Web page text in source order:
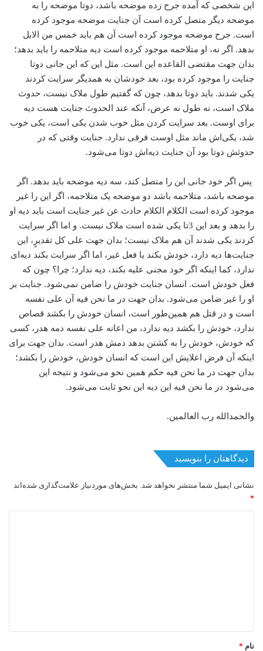
این شخصی که آمده جرح زده موضحه باشد، دوتا موضحه را به
موضحه دیگر متصل کرده است آن جنایت موضحه موجود کرده
است. جرح موضحه موجود کرده است آن هم باید خمس من الابل
بدهد. اگر نه، او متلاحمه موجود کرده است دیه متلاحمه را باید بدهد؛
بدان جهت مقتضی القاعده این است. مثل این که این جانی دوتا
جنایت را موجود کرده بود، بعد خودشان به همدیگر سرایت کردند
یکی شدند. باید دوتا بدهد، چون که گفتیم طول ملاک نیست، حدوث
ملاک است، نه طول نه عرض، آنکه عند الحدوث جنایت هست دیه
برای اوست. بعد سرایت کردن مثل خوب شدن یکی است، یکی خوب
شد، یکی‌اش ماند مثل اوست فرقی ندارد. جنایت وقتی که در
حدوثش دوتا بود آن جنایت دیه‌اش دوتا می‌شود.
پس اگر خود جانی این را متصل کند، سه دیه موضحه باید بدهد. اگر
موضحه باشد، متلاحمه باشد دو موضحه یک متلاحمه، اگر این را غیر
موجود کرده است الکلام الکلام حادث عن غیر جنایت است باید دیه او
را بدهد و بعد این 3تا یکی شده است ملاک نیست. و اما اگر سرایت
کردند یکی شدند آن هم ملاک نیست؛ بدان جهت علی کل تقدیرٍ، این
جنایت‌ها دیه دارد، خودش بکند یا فعل غیر، اما اگر سرایت بکند دیه‌ای
ندارد، کما اینکه اگر خود مجنی علیه بکند، دیه ندارد؛ چرا؟ چون که
فعل خودش است. انسان جنایت خودش را ضامن نمی‌شود. جنایت بر
او را غیر ضامن می‌شود. بدان جهت در ما نحن فیه آن علی نفسه‌
است و در قتل هم همین‌طور است، انسان خودش را بکشد قصاص
ندارد، خودش را بکشد دیه ندارد، من اعانه علی نفسه دمه هدر، کسی
که خودش‌، خودش را به کشتن بدهد دمش هدر است. بدان جهت برای
اینکه آن فرض اعلایش این است که انسان خودش، خودش را بکشد؛
بدان جهت در ما نحن فیه حکم همین نحو می‌شود و نتیجه این
می‌شود در ما نحن فیه این دیه این نحو ثابت می‌شود.
والحمدالله رب العالمین.
دیدگاهتان را بنویسید
نشانی ایمیل شما منتشر نخواهد شد. بخش‌های موردنیاز علامت‌گذاری شده‌اند
*
نام *